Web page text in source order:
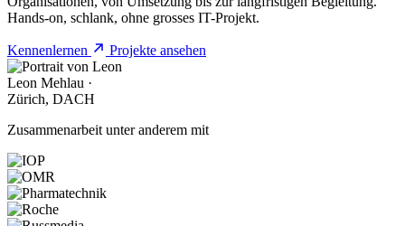
Hands-on, schlank, ohne grosses IT-Projekt.
Kennenlernen Projekte ansehen
Leon Mehlau ·
Zürich, DACH
Zusammenarbeit unter anderem mit